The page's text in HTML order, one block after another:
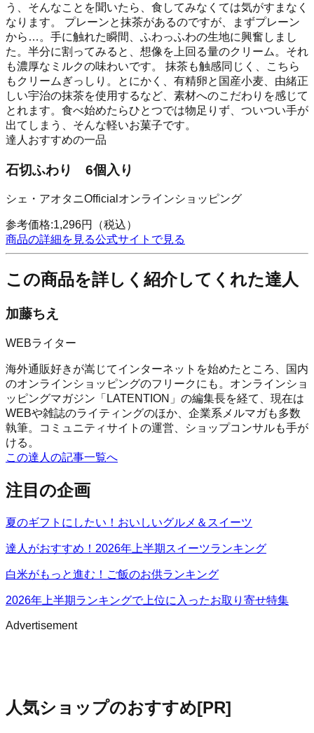
う、そんなことを聞いたら、食してみなくては気がすまなく
なります。 プレーンと抹茶があるのですが、まずプレーン
から…。手に触れた瞬間、ふわっふわの生地に興奮しまし
た。半分に割ってみると、想像を上回る量のクリーム。それ
も濃厚なミルクの味わいです。 抹茶も触感同じく、こちら
もクリームぎっしり。とにかく、有精卵と国産小麦、由緒正
しい宇治の抹茶を使用するなど、素材へのこだわりを感じて
とれます。食べ始めたらひとつでは物足りず、ついつい手が
出てしまう、そんな軽いお菓子です。
達人おすすめの一品
石切ふわり 6個入り
シェ・アオタニOfficialオンラインショッピング
参考価格:1,296円
（税込）
商品の詳細を見る公式サイトで見る
この商品を詳しく紹介してくれた達人
加藤ちえ
WEBライター
海外通販好きが嵩じてインターネットを始めたところ、国内
のオンラインショッピングのフリークにも。オンラインショ
ッピングマガジン「LATENTION」の編集長を経て、現在は
WEBや雑誌のライティングのほか、企業系メルマガも多数
執筆。コミュニティサイトの運営、ショップコンサルも手が
ける。
この達人の記事一覧へ
注目の企画
夏のギフトにしたい！おいしいグルメ＆スイーツ
達人がおすすめ！2026年上半期スイーツランキング
白米がもっと進む！ご飯のお供ランキング
2026年上半期ランキングで上位に入ったお取り寄せ特集
Advertisement
人気ショップのおすすめ[PR]